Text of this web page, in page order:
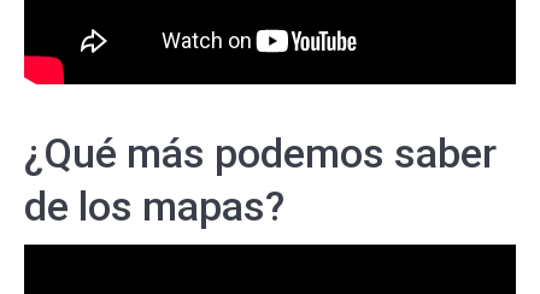
¿Qué más podemos saber
de los mapas?